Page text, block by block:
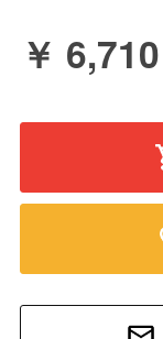
￥ 6,710